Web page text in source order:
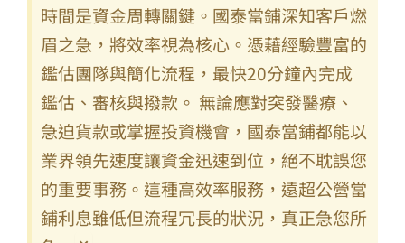
時間是資金周轉關鍵。國泰當鋪深知客戶燃
眉之急，將效率視為核心。憑藉經驗豐富的
鑑估團隊與簡化流程，最快20分鐘內完成
鑑估、審核與撥款。 無論應對突發醫療、
急迫貨款或掌握投資機會，國泰當鋪都能以
業界領先速度讓資金迅速到位，絕不耽誤您
的重要事務。這種高效率服務，遠超公營當
鋪利息雖低但流程冗長的狀況，真正急您所